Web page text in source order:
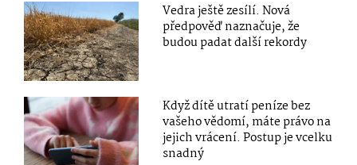
Vedra ještě zesílí. Nová
předpověď naznačuje, že
budou padat další rekordy
Když dítě utratí peníze bez
vašeho vědomí, máte právo na
jejich vrácení. Postup je vcelku
snadný